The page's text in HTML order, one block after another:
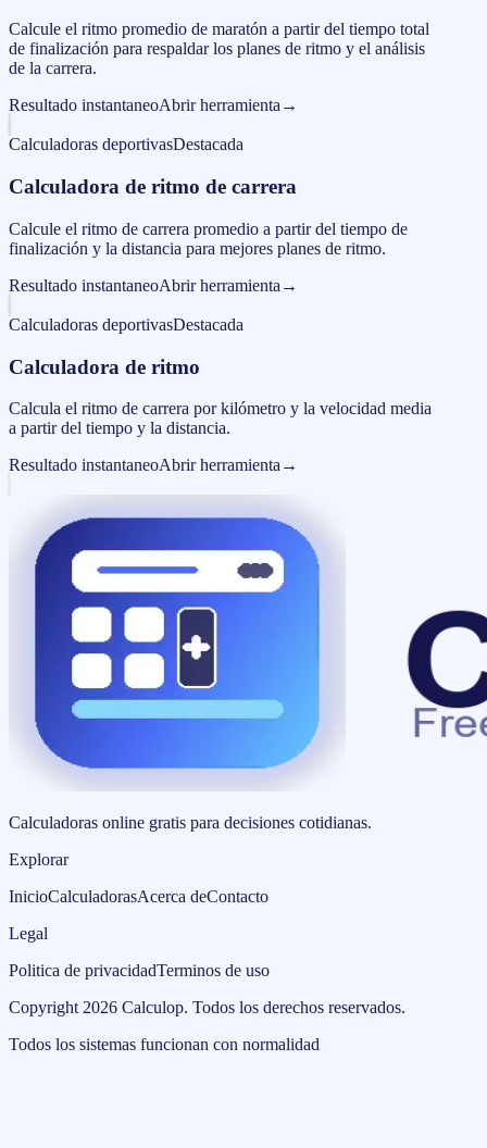
Calcule el ritmo promedio de maratón a partir del tiempo total
de finalización para respaldar los planes de ritmo y el análisis
de la carrera.
Resultado instantaneoAbrir herramienta →
Calculadoras deportivasDestacada
Calculadora de ritmo de carrera
Calcule el ritmo de carrera promedio a partir del tiempo de
finalización y la distancia para mejores planes de ritmo.
Resultado instantaneoAbrir herramienta →
Calculadoras deportivasDestacada
Calculadora de ritmo
Calcula el ritmo de carrera por kilómetro y la velocidad media
a partir del tiempo y la distancia.
Resultado instantaneoAbrir herramienta →
Calculadoras online gratis para decisiones cotidianas.
Explorar
InicioCalculadorasAcerca deContacto
Legal
Politica de privacidadTerminos de uso
Copyright 2026 Calculop. Todos los derechos reservados.
Todos los sistemas funcionan con normalidad